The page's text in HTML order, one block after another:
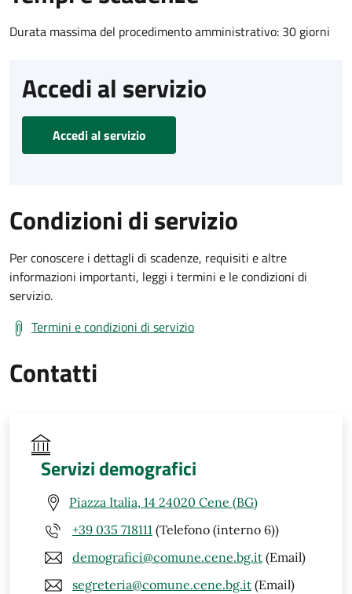
Durata massima del procedimento amministrativo: 30 giorni
Accedi al servizio
Accedi al servizio
Condizioni di servizio
Per conoscere i dettagli di scadenze, requisiti e altre
informazioni importanti, leggi i termini e le condizioni di
servizio.
Termini e condizioni di servizio
Contatti
Servizi demografici
Piazza Italia, 14 24020 Cene (BG)
+39 035 718111 (Telefono (interno 6))
demografici@comune.cene.bg.it (Email)
segreteria@comune.cene.bg.it (Email)